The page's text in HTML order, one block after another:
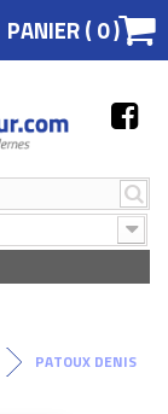
PANIER (0)
PATOUX DENIS